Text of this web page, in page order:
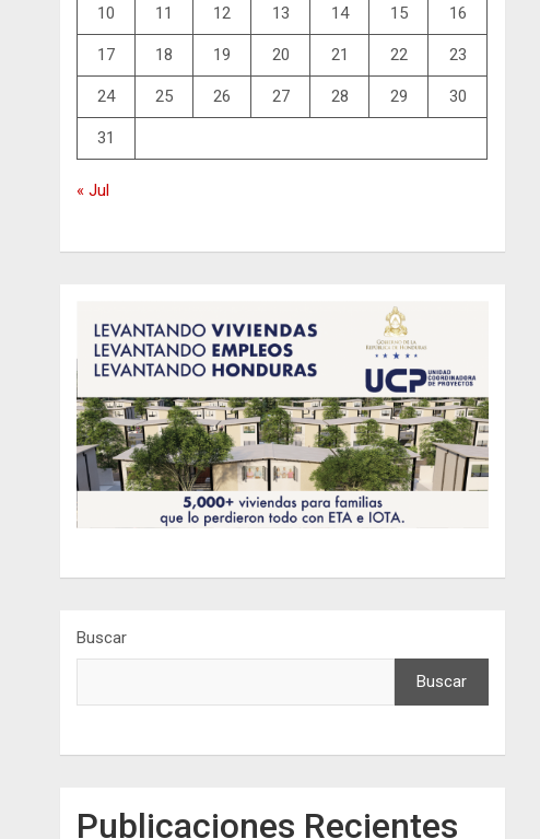
10 11 12 13 14 15 16
17 18 19 20 21 22 23
24 25 26 27 28 29 30
31
« Jul
Buscar
Buscar
Publicaciones Recientes